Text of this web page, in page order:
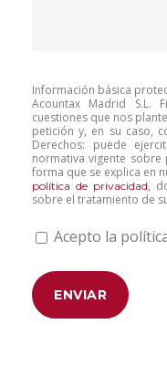
Información básica
Acountax Madrid S.L.
cuestiones que nos
petición y, en su caso,
Derechos: puede
normativa vigente
forma que se explica en
política de privacidad,
sobre el tratamiento de
Acepto la